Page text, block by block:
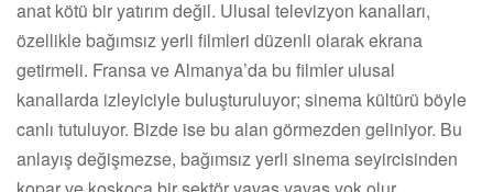
anat kötü bir yatırım değil. Ulusal televizyon kanalları,
özellikle bağımsız yerli filmleri düzenli olarak ekrana
getirmeli. Fransa ve Almanya’da bu filmler ulusal
kanallarda izleyiciyle buluşturuluyor; sinema kültürü böyle
canlı tutuluyor. Bizde ise bu alan görmezden geliniyor. Bu
anlayış değişmezse, bağımsız yerli sinema seyircisinden